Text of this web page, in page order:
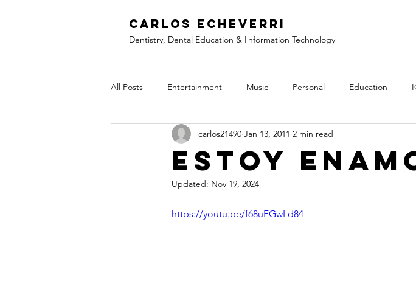
Carlos Echeverri
Dentistry, Dental Education & I nformation Technology
All Posts Entertainment Music Personal Education
Estoy
carlos21490 Jan 13, 2011 2 min read
Updated: Nov 19, 2024
https://youtu.be/f68uFGwLd84